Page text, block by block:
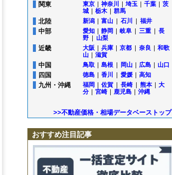
北町高野
弁天
関東 東京 神奈川 埼玉 千葉
茨
城
栃木 群馬
北陸 新潟 富山 石川 福井
中部 愛知 静岡 岐阜 三重
長
野
山梨
近畿 大阪 兵庫 京都 奈良
和歌
山
滋賀
中国 鳥取 島根 岡山 広島 山口
四国 徳島 香川 愛媛 高知
九州・沖縄 福岡 佐賀 長崎 熊本
大
分
宮崎 鹿児島 沖縄
>>不動産価格・相場データベーストップ
おすすめ注目記事